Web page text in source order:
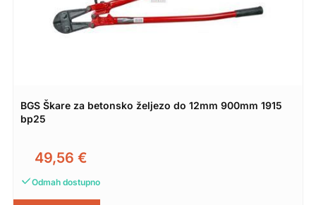
BGS Škare za betonsko željezo do 12mm 900mm 1915
bp25
49,56 €
Odmah dostupno